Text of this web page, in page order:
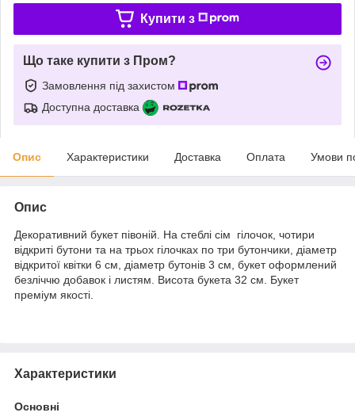
Купити з
Що таке купити з Пром?
Замовлення під захистом
Доступна доставка
Опис Характеристики Доставка Оплата Умови
Опис
Декоративний букет півоній. На стеблі сім гілочок, чотири
відкриті бутони та на трьох гілочках по три бутончики, діаметр
відкритої квітки 6 см, діаметр бутонів 3 см, букет оформлений
безліччю добавок і листям. Висота букета 32 см. Букет
преміум якості.
Характеристики
Основні